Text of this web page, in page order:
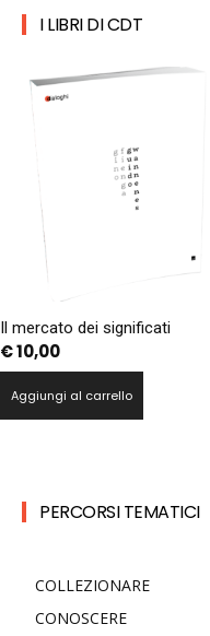
I LIBRI DI CDT
Il mercato dei significati
€10,00
Aggiungi al carrello
PERCORSI TEMATICI
COLLEZIONARE
CONOSCERE